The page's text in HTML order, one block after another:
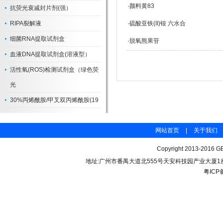
抗荧光衰减封片剂(强）
RIPA裂解液
细菌RNA提取试剂盒
血液DNA提取试剂盒(溶液型）
活性氧(ROS)检测试剂盒（绿色荧
光
30%丙烯酰胺/甲叉双丙烯酰胺(19
·颜料黄83
·硫酸亚铁(II)铵 六水合
· 脱氧熊果苷
网站首页 关于我们
Copyright 2013-2016
地址:广州市番禺大道北555号天安科技园产业大厦
粤ICP